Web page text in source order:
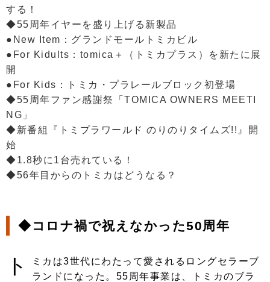
する！
◆55周年イヤーを盛り上げる新製品
●New Item：グランドモールトミカビル
●For Kidults：tomica＋（トミカプラス）を新たに展
開
●For Kids：トミカ・プラレールブロック初登場
◆55周年ファン感謝祭「TOMICA OWNERS MEETI
NG」
◆新番組『トミプラワールド のりのりタイムズ!!』開
始
◆1.8秒に1台売れている！
◆56年目からのトミカはどうなる？
◆コロナ禍で祝えなかった50周年
ト
ミカは3世代にわたって愛されるロングセラーブ
ランドになった。55周年事業は、トミカのブラ